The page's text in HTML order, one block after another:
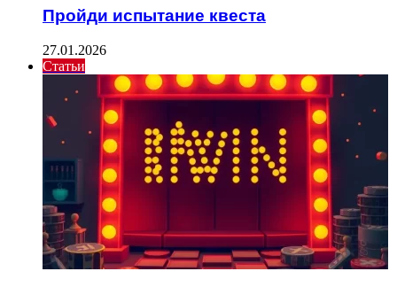
Пройди испытание квеста
27.01.2026
Статьи